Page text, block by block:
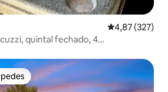
4,87 de uma
4,87 (327)
quintal fechado, 4
dos hóspedes